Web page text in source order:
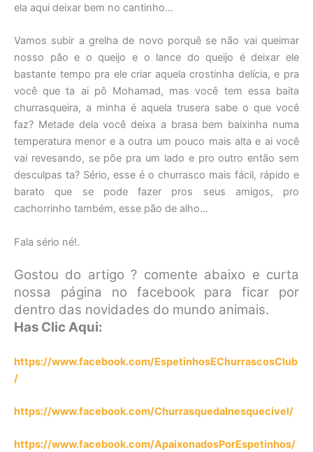
ela aqui deixar bem no cantinho…
Vamos subir a grelha de novo porquê se não vai queimar
nosso pão e o queijo e o lance do queijo é deixar ele
bastante tempo pra ele criar aquela crostinha delícia, e pra
você que ta ai pô Mohamad, mas você tem essa baita
churrasqueira, a minha é aquela trusera sabe o que você
faz? Metade dela você deixa a brasa bem baixinha numa
temperatura menor e a outra um pouco mais alta e ai você
vai revesando, se põe pra um lado e pro outro então sem
desculpas ta? Sério, esse é o churrasco mais fácil, rápido e
barato que se pode fazer pros seus amigos, pro
cachorrinho também, esse pão de alho…
Fala sério né!.
Gostou do artigo ? comente abaixo e curta
nossa página no facebook para ficar por
dentro das novidades do mundo animais.
Has Clic Aqui:
https://www.facebook.com/EspetinhosEChurrascosClub
/
https://www.facebook.com/ChurrasquedaInesquecivel/
https://www.facebook.com/ApaixonadosPorEspetinhos/